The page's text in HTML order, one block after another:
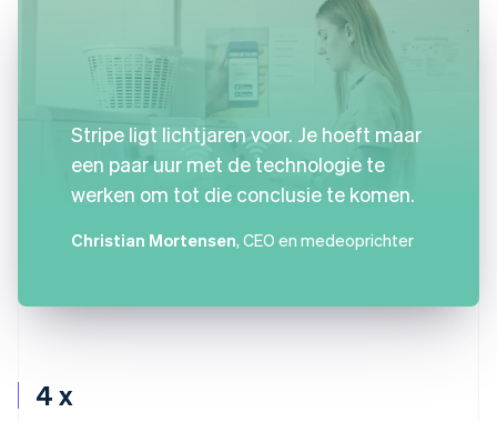
4 x
Stripe ligt lichtjaren voor. Je hoeft maar
een paar uur met de technologie te
werken om tot die conclusie te komen.
Christian Mortensen, CEO en medeoprichter